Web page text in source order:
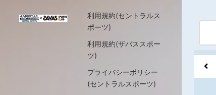
利用規約(セントラルス
ポーツ)
利用規約(ザバススポー
ツ)
プライバシーポリシー
(セントラルスポーツ)